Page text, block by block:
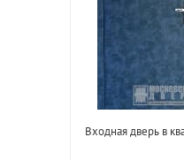
Входная дверь в